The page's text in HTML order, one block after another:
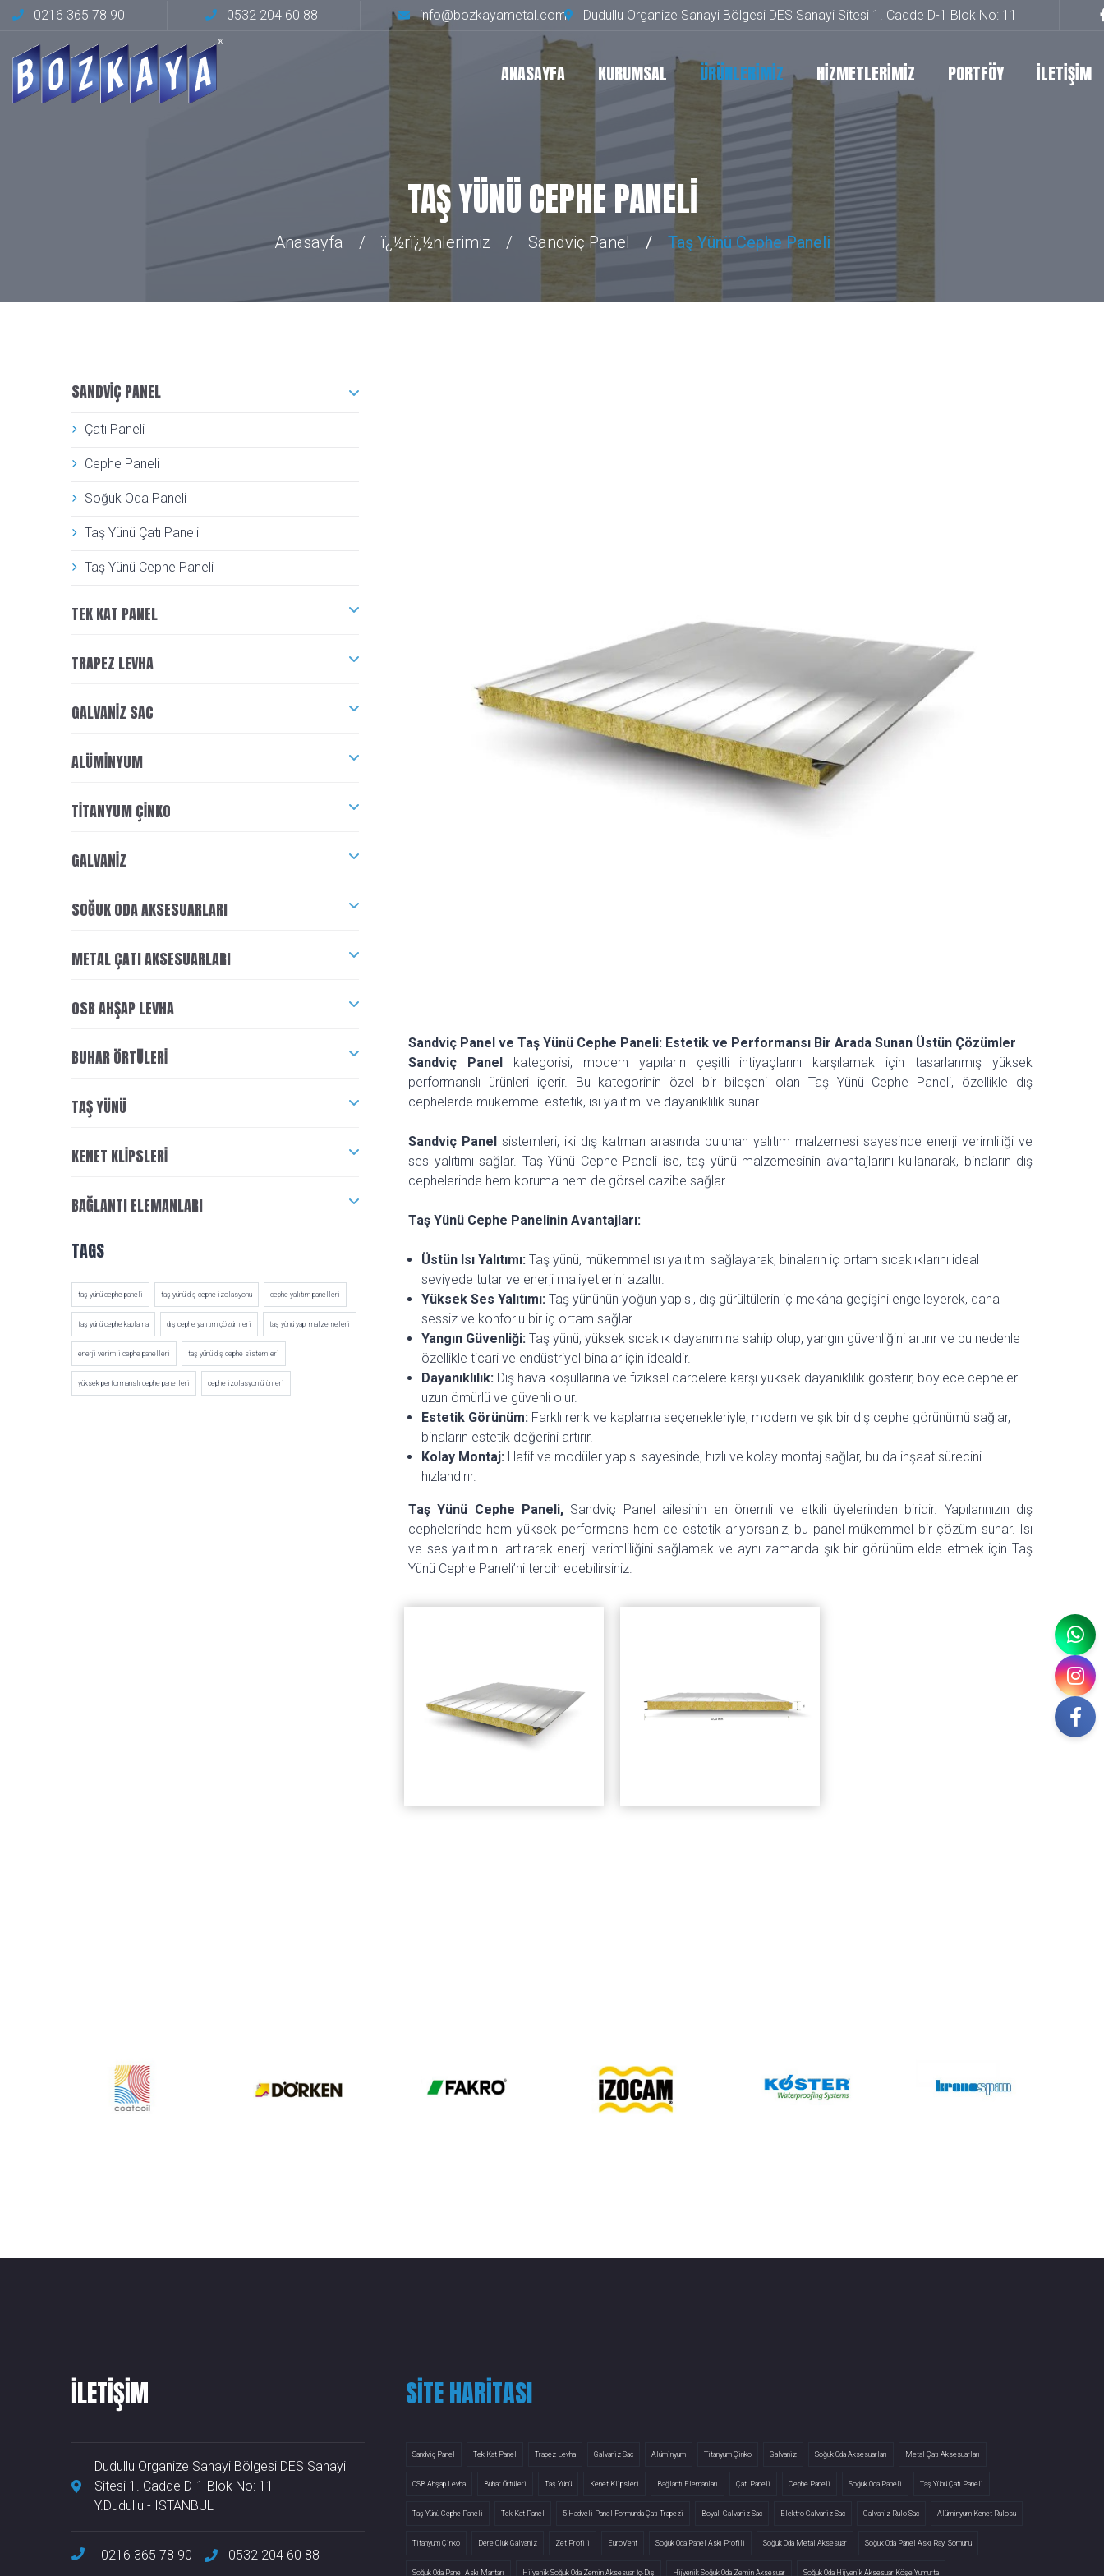
0216 365 78 90 0532 204 60 88 info@bozkayametal.com Dudullu Organize Sanayi Bölgesi DES Sanayi Sitesi 1. Cadde D-1 Blok No: 11
ANASAYFA KURUMSAL ÜRÜNLERİMİZ HİZMETLERİMİZ PORTFÖY İLETİŞİM
TAŞ YÜNÜ CEPHE PANELI
Anasayfa ï¿½rï¿½nlerimiz Sandviç Panel Taş Yünü Cephe Paneli
Sandviç Panel ve Taş Yünü Cephe Paneli: Estetik ve Performansı Bir Arada Sunan Üstün Çözümler
Sandviç Panelkategorisi, modern yapıların çeşitli ihtiyaçlarını karşılamak için tasarlanmış yüksek
performanslı ürünleri içerir. Bu kategorinin özel bir bileşeni olan Taş Yünü Cephe Paneli, özellikle dış
cephelerde mükemmel estetik, ısı yalıtımı ve dayanıklılık sunar.
Sandviç Panel sistemleri, iki dış katman arasında bulunan yalıtım malzemesi sayesinde enerji verimliliği ve
ses yalıtımı sağlar. Taş Yünü Cephe Paneli ise, taş yünü malzemesinin avantajlarını kullanarak, binaların dış
cephelerinde hem koruma hem de görsel cazibe sağlar.
Taş Yünü Cephe Panelinin Avantajları:
Üstün Isı Yalıtımı:Taş yünü, mükemmel ısı yalıtımı sağlayarak, binaların iç ortam sıcaklıklarını ideal
seviyede tutar ve enerji maliyetlerini azaltır.
Yüksek Ses Yalıtımı:Taş yününün yoğun yapısı, dış gürültülerin iç mekâna geçişini engelleyerek, daha
sessiz ve konforlu bir iç ortam sağlar.
Yangın Güvenliği:Taş yünü, yüksek sıcaklık dayanımına sahip olup, yangın güvenliğini artırır ve bu nedenle
özellikle ticari ve endüstriyel binalar için idealdir.
Dayanıklılık:Dış hava koşullarına ve fiziksel darbelere karşı yüksek dayanıklılık gösterir, böylece cepheler
uzun ömürlü ve güvenli olur.
Estetik Görünüm: Farklı renk ve kaplama seçenekleriyle, modern ve şık bir dış cephe görünümü sağlar,
binaların estetik değerini artırır.
Kolay Montaj: Hafif ve modüler yapısı sayesinde, hızlı ve kolay montaj sağlar, bu da inşaat sürecini
hızlandırır.
Taş Yünü Cephe Paneli, Sandviç Panel ailesinin en önemli ve etkili üyelerinden biridir. Yapılarınızın dış
cephelerinde hem yüksek performans hem de estetik arıyorsanız, bu panel mükemmel bir çözüm sunar. Isı
ve ses yalıtımını artırarak enerji verimliliğini sağlamak ve aynı zamanda şık bir görünüm elde etmek için Taş
Yünü Cephe Paneli’ni tercih edebilirsiniz.
SANDVIÇ PANEL
Çatı Paneli
Cephe Paneli
Soğuk Oda Paneli
Taş Yünü Çatı Paneli
Taş Yünü Cephe Paneli
TEK KAT PANEL
TRAPEZ LEVHA
GALVANIZ SAC
ALÜMINYUM
TITANYUM ÇINKO
GALVANIZ
SOĞUK ODA AKSESUARLARI
METAL ÇATI AKSESUARLARI
OSB AHŞAP LEVHA
BUHAR ÖRTÜLERI
TAŞ YÜNÜ
KENET KLIPSLERI
BAĞLANTI ELEMANLARI
TAGS
taş yünü cephe paneli taş yünü dış cephe izolasyonu cephe yalıtım panelleri
taş yünü cephe kaplama dış cephe yalıtım çözümleri taş yünü yapı malzemeleri
enerji verimli cephe panelleri taş yünü dış cephe sistemleri
yüksek performanslı cephe panelleri cephe izolasyon ürünleri
ILETIŞIM
Dudullu Organize Sanayi Bölgesi DES Sanayi
Sitesi 1. Cadde D-1 Blok No: 11
Y.Dudullu - ISTANBUL
0216 365 78 90 0532 204 60 88
SITE HARITASI
Sandviç Panel Tek Kat Panel Trapez Levha Galvaniz Sac Alüminyum Titanyum Çinko Galvaniz Soğuk Oda Aksesuarları Metal Çatı Aksesuarları
OSB Ahşap Levha Buhar Örtüleri Taş Yünü Kenet Klipsleri Bağlantı Elemanları Çatı Paneli Cephe Paneli Soğuk Oda Paneli Taş Yünü Çatı Paneli
Taş Yünü Cephe Paneli Tek Kat Panel 5 Hadveli Panel Formunda Çatı Trapezi Boyalı Galvaniz Sac Elektro Galvaniz Sac Galvaniz Rulo Sac Alüminyum Kenet Rulosu
Titanyum Çinko Dere Oluk Galvaniz Zet Profili EuroVent Soğuk Oda Panel Askı Profili Soğuk Oda Metal Aksesuar Soğuk Oda Panel Askı Rayı Somunu
Soğuk Oda Panel Askı Mantarı Hijyenik Soğuk Oda Zemin Aksesuar İç-Dış Hijyenik Soğuk Oda Zemin Aksesuar Soğuk Oda Hijyenik Aksesuar Köşe Yumurta